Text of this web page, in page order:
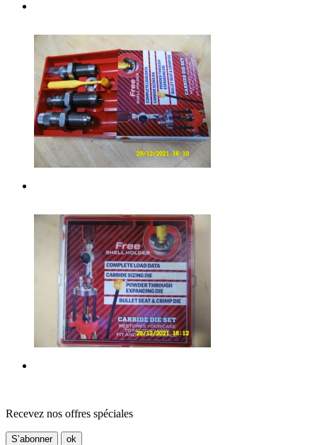
Recevez nos offres spéciales